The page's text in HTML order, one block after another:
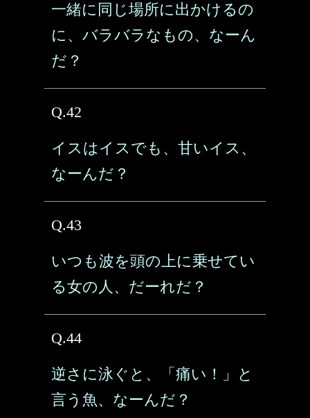
一緒に同じ場所に出かけるの
に、バラバラなもの、なーん
だ？
Q.42
イスはイスでも、甘いイス、
なーんだ？
Q.43
いつも波を頭の上に乗せてい
る女の人、だーれだ？
Q.44
逆さに泳ぐと、「痛い！」と
言う魚、なーんだ？